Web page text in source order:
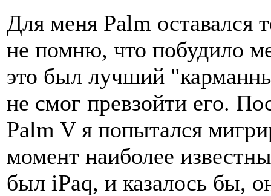
Для меня Palm оставался
не помню, что побудило
это был лучший
не смог превзойти его.
Palm V я попытался
момент наиболее
был iPaq, и казалось бы,